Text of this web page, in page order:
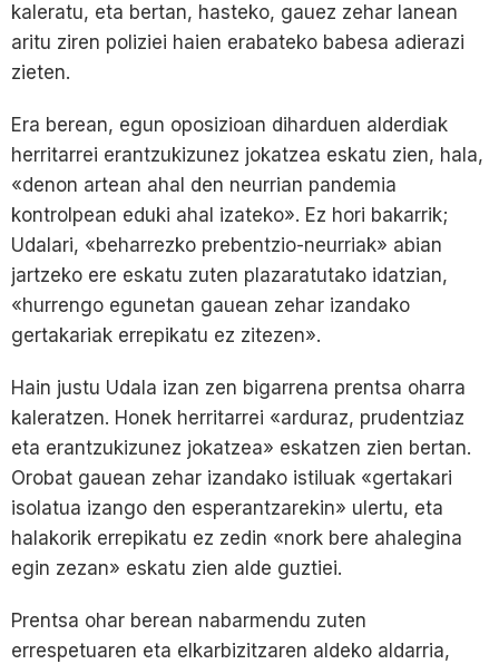
kaleratu, eta bertan, hasteko, gauez zehar lanean
aritu ziren poliziei haien erabateko babesa adierazi
zieten.
Era berean, egun oposizioan diharduen alderdiak
herritarrei erantzukizunez jokatzea eskatu zien, hala,
«denon artean ahal den neurrian pandemia
kontrolpean eduki ahal izateko». Ez hori bakarrik;
Udalari, «beharrezko prebentzio-neurriak» abian
jartzeko ere eskatu zuten plazaratutako idatzian,
«hurrengo egunetan gauean zehar izandako
gertakariak errepikatu ez zitezen».
Hain justu Udala izan zen bigarrena prentsa oharra
kaleratzen. Honek herritarrei «arduraz, prudentziaz
eta erantzukizunez jokatzea» eskatzen zien bertan.
Orobat gauean zehar izandako istiluak «gertakari
isolatua izango den esperantzarekin» ulertu, eta
halakorik errepikatu ez zedin «nork bere ahalegina
egin zezan» eskatu zien alde guztiei.
Prentsa ohar berean nabarmendu zuten
errespetuaren eta elkarbizitzaren aldeko aldarria,